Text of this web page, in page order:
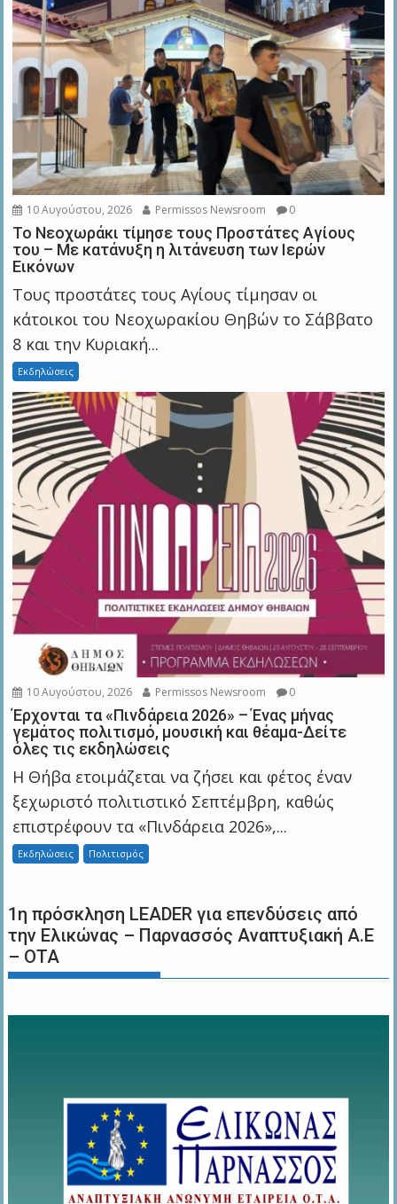
10 Αυγούστου, 2026 Permissos Newsroom 0
Το Νεοχωράκι τίμησε τους Προστάτες Αγίους
του – Με κατάνυξη η λιτάνευση των Ιερών
Εικόνων
Τους προστάτες τους Αγίους τίμησαν οι
κάτοικοι του Νεοχωρακίου Θηβών το Σάββατο
8 και την Κυριακή...
Εκδηλώσεις
10 Αυγούστου, 2026 Permissos Newsroom 0
Έρχονται τα «Πινδάρεια 2026» – Ένας μήνας
γεμάτος πολιτισμό, μουσική και θέαμα-Δείτε
όλες τις εκδηλώσεις
Η Θήβα ετοιμάζεται να ζήσει και φέτος έναν
ξεχωριστό πολιτιστικό Σεπτέμβρη, καθώς
επιστρέφουν τα «Πινδάρεια 2026»,...
Εκδηλώσεις Πολιτισμός
1η πρόσκληση LEADER για επενδύσεις από
την Ελικώνας – Παρνασσός Αναπτυξιακή Α.Ε
– ΟΤΑ